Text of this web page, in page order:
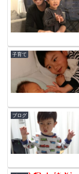
子育て
ブログ